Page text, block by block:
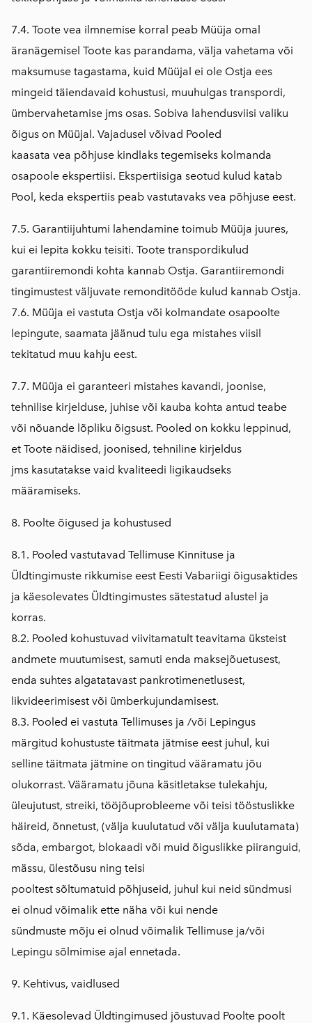
7.4. Toote vea ilmnemise korral peab Müüja omal
äranägemisel Toote kas parandama, välja vahetama või
maksumuse tagastama, kuid Müüjal ei ole Ostja ees
mingeid täiendavaid kohustusi, muuhulgas transpordi,
ümbervahetamise jms osas. Sobiva lahendusviisi valiku
õigus on Müüjal. Vajadusel võivad Pooled
kaasata vea põhjuse kindlaks tegemiseks kolmanda
osapoole ekspertiisi. Ekspertiisiga seotud kulud katab
Pool, keda ekspertiis peab vastutavaks vea põhjuse eest.
7.5. Garantiijuhtumi lahendamine toimub Müüja juures,
kui ei lepita kokku teisiti. Toote transpordikulud
garantiiremondi kohta kannab Ostja. Garantiiremondi
tingimustest väljuvate remonditööde kulud kannab Ostja.
7.6. Müüja ei vastuta Ostja või kolmandate osapoolte
lepingute, saamata jäänud tulu ega mistahes viisil
tekitatud muu kahju eest.
7.7. Müüja ei garanteeri mistahes kavandi, joonise,
tehnilise kirjelduse, juhise või kauba kohta antud teabe
või nõuande lõpliku õigsust. Pooled on kokku leppinud,
et Toote näidised, joonised, tehniline kirjeldus
jms kasutatakse vaid kvaliteedi ligikaudseks
määramiseks.
8. Poolte õigused ja kohustused
8.1. Pooled vastutavad Tellimuse Kinnituse ja
Üldtingimuste rikkumise eest Eesti Vabariigi õigusaktides
ja käesolevates Üldtingimustes sätestatud alustel ja
korras.
8.2. Pooled kohustuvad viivitamatult teavitama üksteist
andmete muutumisest, samuti enda maksejõuetusest,
enda suhtes algatatavast pankrotimenetlusest,
likvideerimisest või ümberkujundamisest.
8.3. Pooled ei vastuta Tellimuses ja /või Lepingus
märgitud kohustuste täitmata jätmise eest juhul, kui
selline täitmata jätmine on tingitud vääramatu jõu
olukorrast. Vääramatu jõuna käsitletakse tulekahju,
üleujutust, streiki, tööjõuprobleeme või teisi tööstuslikke
häireid, õnnetust, (välja kuulutatud või välja kuulutamata)
sõda, embargot, blokaadi või muid õiguslikke piiranguid,
mässu, ülestõusu ning teisi
pooltest sõltumatuid põhjuseid, juhul kui neid sündmusi
ei olnud võimalik ette näha või kui nende
sündmuste mõju ei olnud võimalik Tellimuse ja/või
Lepingu sõlmimise ajal ennetada.
9. Kehtivus, vaidlused
9.1. Käesolevad Üldtingimused jõustuvad Poolte poolt